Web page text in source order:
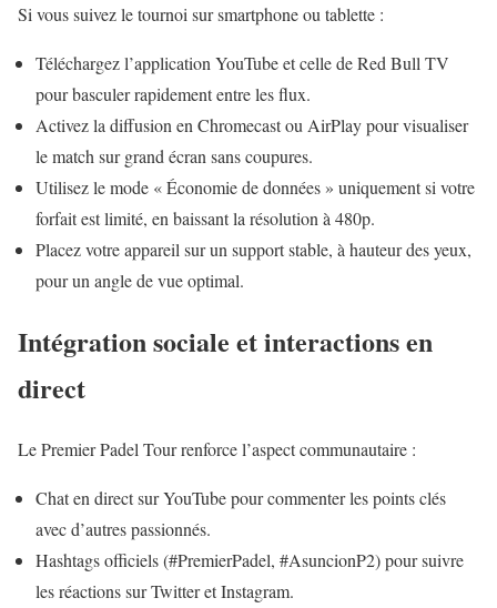
Si vous suivez le tournoi sur smartphone ou tablette :
Téléchargez l’application YouTube et celle de Red Bull TV
pour basculer rapidement entre les flux.
Activez la diffusion en Chromecast ou AirPlay pour visualiser
le match sur grand écran sans coupures.
Utilisez le mode « Économie de données » uniquement si votre
forfait est limité, en baissant la résolution à 480p.
Placez votre appareil sur un support stable, à hauteur des yeux,
pour un angle de vue optimal.
Intégration sociale et interactions en
direct
Le Premier Padel Tour renforce l’aspect communautaire :
Chat en direct sur YouTube pour commenter les points clés
avec d’autres passionnés.
Hashtags officiels (#PremierPadel, #AsuncionP2) pour suivre
les réactions sur Twitter et Instagram.